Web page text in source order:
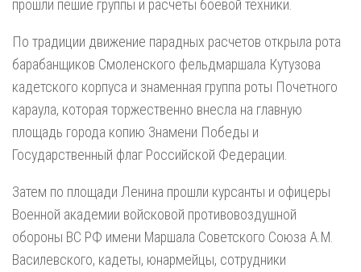
прошли пешие группы и расчеты боевой техники.
По традиции движение парадных расчетов открыла рота
барабанщиков Смоленского фельдмаршала Кутузова
кадетского корпуса и знаменная группа роты Почетного
караула, которая торжественно внесла на главную
площадь города копию Знамени Победы и
Государственный флаг Российской Федерации.
Затем по площади Ленина прошли курсанты и офицеры
Военной академии войсковой противовоздушной
обороны ВС РФ имени Маршала Советского Союза А.М.
Василевского, кадеты, юнармейцы, сотрудники